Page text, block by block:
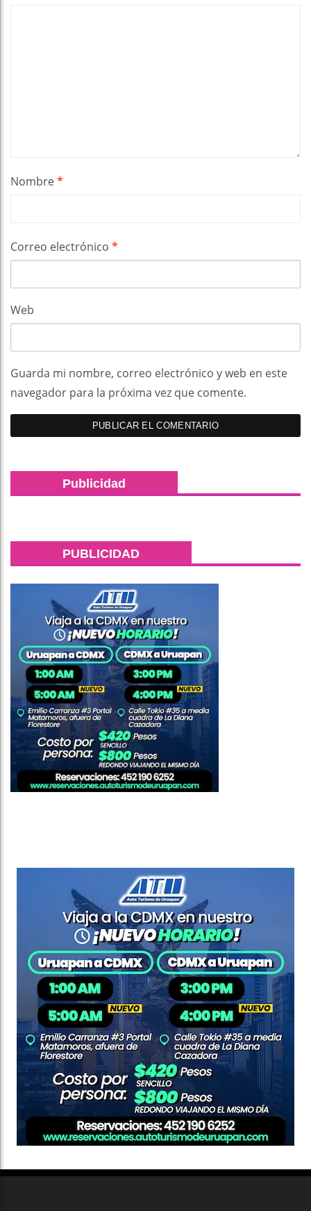
Nombre*
Correo electrónico *
Web
Guarda mi nombre, correo electrónico y web en este
navegador para la próxima vez que comente.
Publicidad
PUBLICIDAD